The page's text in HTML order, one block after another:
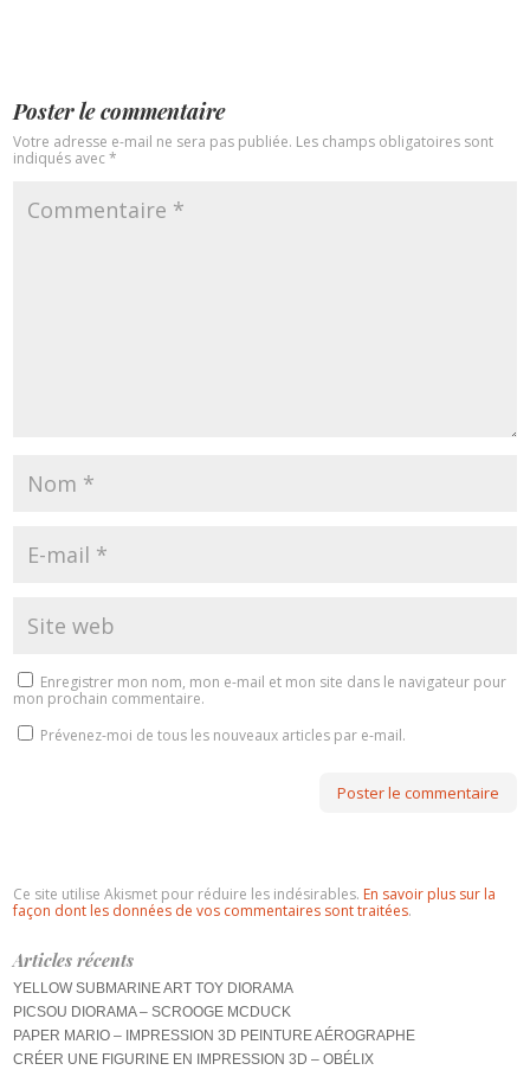
Poster le commentaire
Votre adresse e-mail ne sera pas publiée. Les champs obligatoires sont
indiqués avec*
Enregistrer mon nom, mon e-mail et mon site dans le navigateur pour
mon prochain commentaire.
Prévenez-moi de tous les nouveaux articles par e-mail.
Ce site utilise Akismet pour réduire les indésirables. En savoir plus sur la
façon dont les données de vos commentaires sont traitées.
Articles récents
YELLOW SUBMARINE ART TOY DIORAMA
PICSOU DIORAMA – SCROOGE MCDUCK
PAPER MARIO – IMPRESSION 3D PEINTURE AÉROGRAPHE
CRÉER UNE FIGURINE EN IMPRESSION 3D – OBÉLIX